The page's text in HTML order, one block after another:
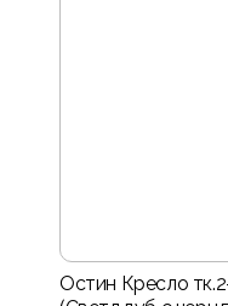
Остин Кресло